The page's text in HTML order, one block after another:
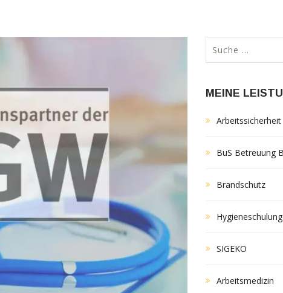
nach:
MEINE
Arbeitssicherheit
BuS Betreuung
Brandschutz
SIGEKO
Arbeitsmedizin